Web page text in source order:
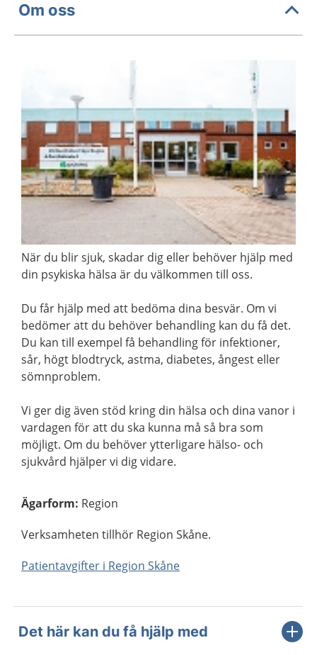
Om oss
När du blir sjuk, skadar dig eller behöver hjälp med
din psykiska hälsa är du välkommen till oss.
Du får hjälp med att bedöma dina besvär. Om vi
bedömer att du behöver behandling kan du få det.
Du kan till exempel få behandling för infektioner,
sår, högt blodtryck, astma, diabetes, ångest eller
sömnproblem.
Vi ger dig även stöd kring din hälsa och dina vanor i
vardagen för att du ska kunna må så bra som
möjligt. Om du behöver ytterligare hälso- och
sjukvård hjälper vi dig vidare.
Ägarform: Region
Verksamheten tillhör Region Skåne.
Patientavgifter i Region Skåne
Det här kan du få hjälp med